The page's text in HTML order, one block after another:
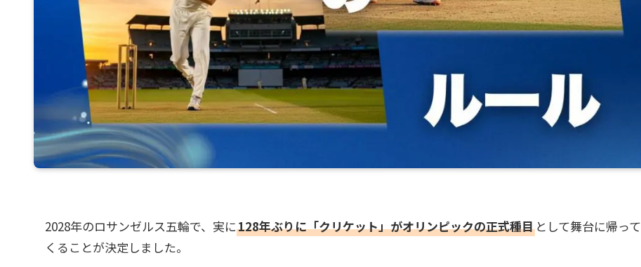
2028年のロサンゼルス五輪で、実に128年ぶりに「クリケット」がオリンピックの正式種目 として舞台に帰って
くることが決定しました。